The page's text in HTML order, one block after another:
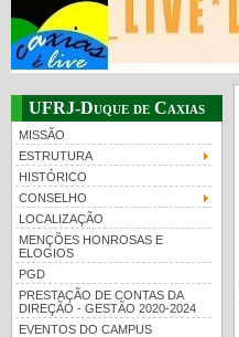
UFRJ-Duque de Caxias
MISSÃO
ESTRUTURA
HISTÓRICO
CONSELHO
LOCALIZAÇÃO
MENÇÕES HONROSAS E
ELOGIOS
PGD
PRESTAÇÃO DE CONTAS DA
DIREÇÃO - GESTÃO 2020-2024
EVENTOS DO CAMPUS